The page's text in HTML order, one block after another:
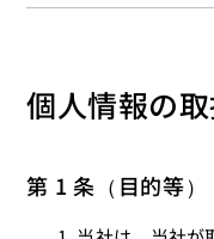
個人情報の
第 1 条（目的等）